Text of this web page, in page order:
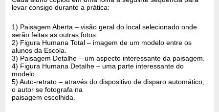
levar consigo durante a prática:
1) Paisagem Aberta – visão geral do local selecionado onde
serão feitas as outras fotos.
2) Figura Humana Total – imagem de um modelo entre os
alunos da Escola.
3) Paisagem Detalhe – um aspecto interessante da paisagem.
4) Figura Humana Detalhe – uma parte interessante do
modelo.
5) Auto-retrato – através do dispositivo de disparo automático,
o autor se fotografa na
paisagem escolhida.